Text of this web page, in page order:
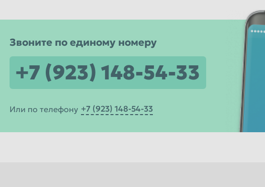
Звоните по единому номеру
+7 (923) 148-54-33
Или по телефону +7 (923) 148-54-33